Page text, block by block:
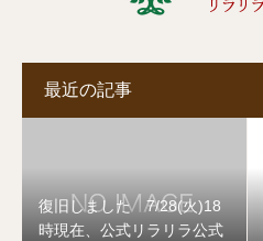
最近の記事
復旧しました 7/28(火)18
時現在、公式リラリラ公式